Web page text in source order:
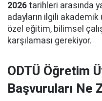
2026 tarihleri arasında
adayların ilgili akademik
özel eğitim, bilimsel
karşılaması gerekiyor.
ODTÜ Öğretim
Başvuruları Ne